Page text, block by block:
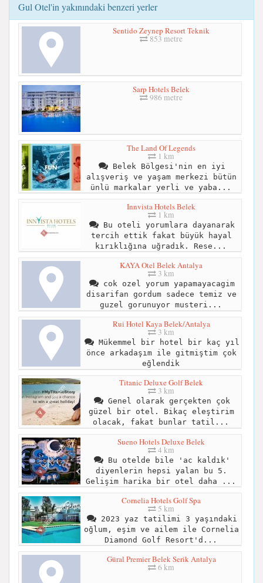
Gul Otel'in yakınındaki benzeri yerler
Sentido Zeynep Resort Teknik
853 metre
Sarp Hotels Belek
986 metre
The Land Of Legends
1 km
Belek Bölgesi'nin en iyi
alışveriş ve yaşam merkezi bütün
ünlü markalar yerli ve yaba...
Innvista Hotels Belek
1 km
Bu oteli yorumlara dayanarak
tercih ettik fakat büyük hayal
kırıklığına uğradık. Rese...
KAYA Otel Belek Antalya
3 km
cok ozel yorum yapamayacagim
disarifan gordum sadece temiz ve
guzel gorunuyor musteri...
Rui Hotel Kaya Belek/Antalya
3 km
Mükemmel bir hotel bir kaç yıl
önce arkadaşım ile gitmiştim çok
eğlendik
Titanic Deluxe Golf Belek
3 km
Genel olarak gerçekten çok
güzel bir otel. Bikaç eleştirim
olacak, fakat bunlar tatil...
Sueno Hotels Deluxe Belek
4 km
Bu otelde bile 'ac kaldık'
diyenlerin hepsi yalan bu 5.
Gelişim harika bir otel daha ...
Cornelia Hotels Golf Spa
5 km
2023 yaz tatilimi 3 yaşındaki
oğlum, eşim ve ailem ile Cornelia
Diamond Golf Resort'd...
Güral Premier Belek Serik Antalya
6 km